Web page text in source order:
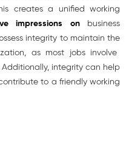
creates a unified working
impressions onbusiness
integrity to maintain the
as most jobs involve
Additionally, integrity can help
to a friendly working